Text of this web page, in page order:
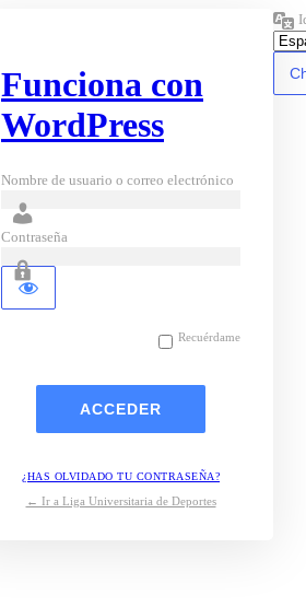
Funciona con
WordPress
Nombre de usuario o correo electrónico
Contraseña
Recuérdame
¿HAS OLVIDADO TU CONTRASEÑA?
← Ir a Liga Universitaria de Deportes